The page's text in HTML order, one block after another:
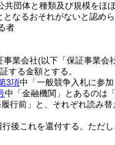
団体と種類及び規模をほ
なるおそれがないと認め
者
事業会社(以下「保証事業会
する金額とする。
3項中「一般競争入札に参
中「金融機関」とあるのは
行前」と、それぞれ読み替
後これを還付する。 ただ